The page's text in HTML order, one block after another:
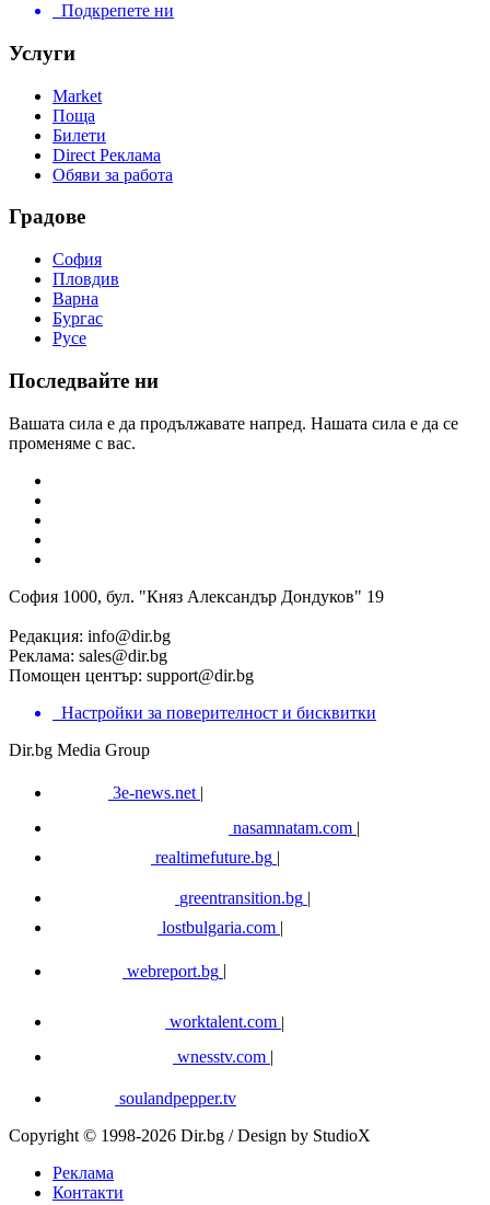
Подкрепете ни
Услуги
Market
Поща
Билети
Direct Реклама
Обяви за работа
Градове
София
Пловдив
Варна
Бургас
Русе
Последвайте ни
Вашата сила е да продължавате напред. Нашата сила е да се
променяме с вас.
София 1000, бул. "Княз Александър Дондуков" 19
Редакция: info@dir.bg
Реклама: sales@dir.bg
Помощен център: support@dir.bg
Настройки за поверителност и бисквитки
Dir.bg Media Group
3e-news.net |
nasamnatam.com |
realtimefuture.bg |
greentransition.bg |
lostbulgaria.com |
webreport.bg
worktalent.com |
wnesstv.com |
soulandpepper.tv
Copyright © 1998-2026 Dir.bg / Design by StudioX
Реклама
Контакти